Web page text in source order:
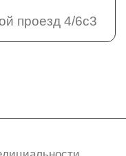
проезд 4/6с3